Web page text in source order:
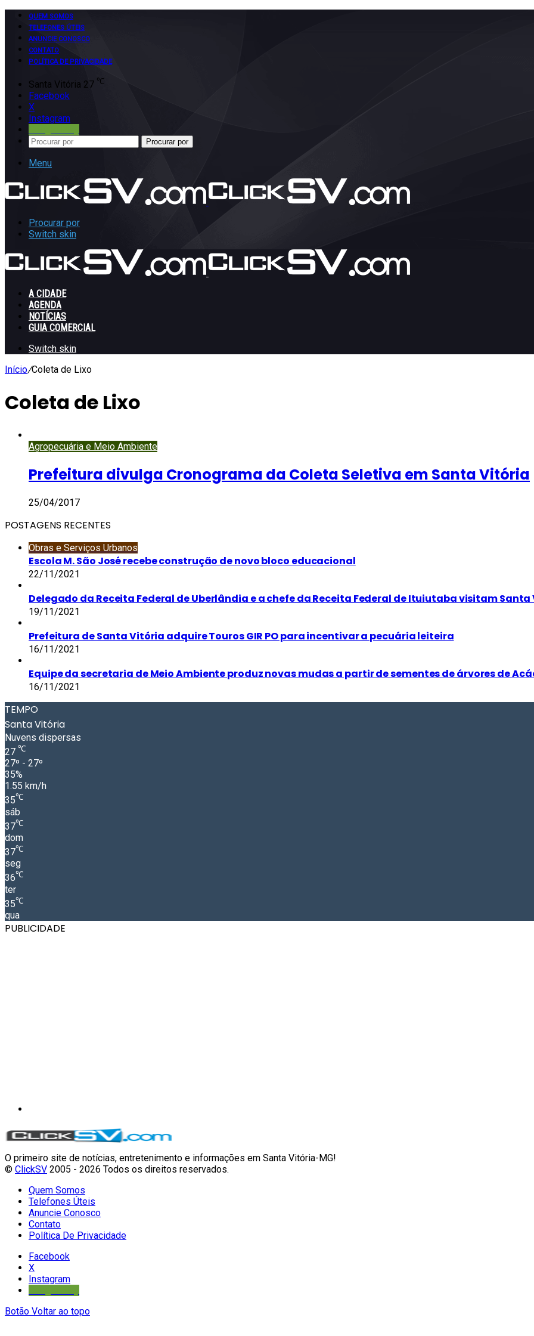
QUEM SOMOS
TELEFONES ÚTEIS
ANUNCIE CONOSCO
CONTATO
POLÍTICA DE PRIVACIDADE
Santa Vitória 27 ℃
Facebook
X
Instagram
Procurar por
Menu
Procurar por
Switch skin
A CIDADE
AGENDA
NOTÍCIAS
GUIA COMERCIAL
Switch skin
Início/Coleta de Lixo
Coleta de Lixo
Agropecuária e Meio Ambiente
Prefeitura divulga Cronograma da Coleta Seletiva em Santa Vitória
25/04/2017
POSTAGENS RECENTES
Obras e Serviços Urbanos
Escola M. São José recebe construção de novo bloco educacional
22/11/2021
Delegado da Receita Federal de Uberlândia e a chefe da Receita Federal de Ituiutaba visitam
19/11/2021
Prefeitura de Santa Vitória adquire Touros GIR PO para incentivar a pecuária leiteira
16/11/2021
Equipe da secretaria de Meio Ambiente produz novas mudas a partir de sementes de árvores de
16/11/2021
TEMPO
Santa Vitória
Nuvens dispersas
27 ℃
27º - 27º
35%
1.55 km/h
35℃
sáb
37℃
dom
37℃
seg
36℃
ter
35℃
qua
PUBLICIDADE
O primeiro site de notícias, entretenimento e informações em Santa Vitória-MG!
© ClickSV 2005 - 2026 Todos os direitos reservados.
Quem Somos
Telefones Úteis
Anuncie Conosco
Contato
Política De Privacidade
Facebook
X
Instagram
Botão Voltar ao topo